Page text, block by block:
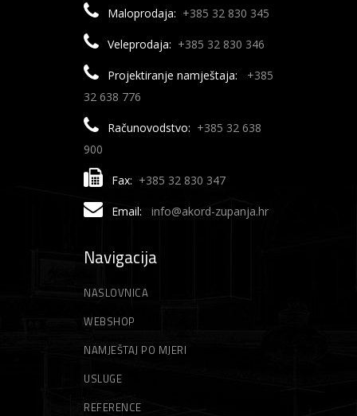
Maloprodaja: +385 32 830 345
Veleprodaja: +385 32 830 346
Projektiranje namještaja:
+385
32 638 776
Računovodstvo: +385 32 638
900
Fax: +385 32 830 347
Email: info@akord-zupanja.hr
Navigacija
NASLOVNICA
WEBSHOP
NAMJEŠTAJ PO MJERI
USLUGE
REFERENCE